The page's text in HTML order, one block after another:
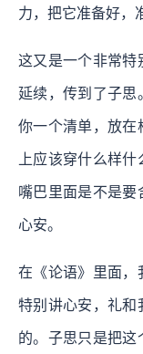
力，把它准备好，
这又是一个非常特
延续，传到了子思
你一个清单，放在
上应该穿什么样
嘴巴里面是不是
心安。
在《论语》里面，
特别讲心安，礼和
的。子思只是把这